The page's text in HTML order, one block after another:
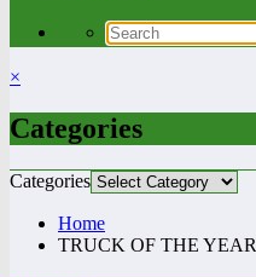
×
Categories
Categories
Home
TRUCK OF THE YEAR